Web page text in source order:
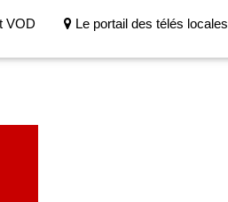
VOD Le portail des télés locales